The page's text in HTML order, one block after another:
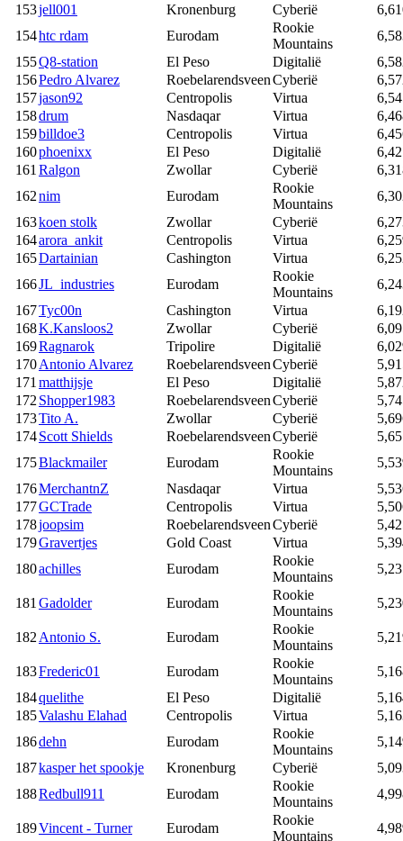
153jell001 Kronenburg Cyberië
154htc rdam Eurodam
Rookie
Mountains
155Q8-station El Peso Digitalië
156Pedro Alvarez RoebelarendsveenCyberië
157jason92 Centropolis Virtua
158drum Nasdaqar Virtua
159billdoe3 Centropolis Virtua
160phoenixx El Peso Digitalië
161 Ralgon Zwollar Cyberië
162nim Eurodam
Rookie
Mountains
163koen stolk Zwollar Cyberië
164arora_ankit Centropolis Virtua
165Dartainian Cashington Virtua
166JL_industries Eurodam
Rookie
Mountains
167Tyc00n Cashington Virtua
168K.Kansloos2 Zwollar Cyberië
169Ragnarok Tripolire Digitalië
170Antonio Alvarez RoebelarendsveenCyberië
171 matthijsje El Peso Digitalië
172 Shopper1983 RoebelarendsveenCyberië
173Tito A. Zwollar Cyberië
174Scott Shields RoebelarendsveenCyberië
175Blackmailer Eurodam
Rookie
Mountains
176MerchantnZ Nasdaqar Virtua
177GCTrade Centropolis Virtua
178joopsim RoebelarendsveenCyberië
179Gravertjes Gold Coast Virtua
180achilles Eurodam
Rookie
Mountains
181 Gadolder Eurodam
Rookie
Mountains
182 Antonio S. Eurodam
Rookie
Mountains
183Frederic01 Eurodam
Rookie
Mountains
184quelithe El Peso Digitalië
185Valashu Elahad Centropolis Virtua
186dehn Eurodam
Rookie
Mountains
187kasper het spookje Kronenburg Cyberië
188Redbull911 Eurodam
Rookie
Mountains
189Vincent - Turner Eurodam
Rookie
Mountains